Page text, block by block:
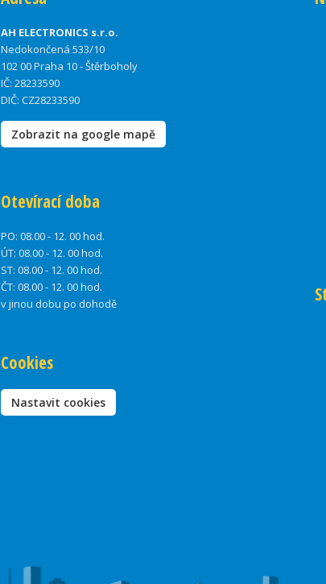
AH ELECTRONICS s.r.o.
Nedokončená 533/10
102 00 Praha 10 - Štěrboholy
IČ: 28233590
DIČ: CZ28233590
Zobrazit na google mapě
Otevírací doba
PO: 08.00 - 12. 00 hod.
ÚT: 08.00 - 12. 00 hod.
ST: 08.00 - 12. 00 hod.
ČT: 08.00 - 12. 00 hod.
v jinou dobu po dohodě
Cookies
Nastavit cookies